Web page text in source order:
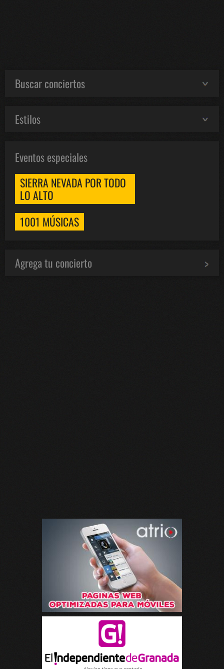
Buscar conciertos
Estilos
Eventos especiales
SIERRA NEVADA POR TODO
LO ALTO
1001 MÚSICAS
Agrega tu concierto